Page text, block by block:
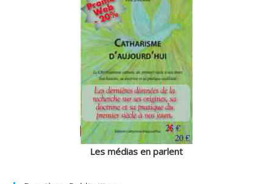
Les médias en parlent